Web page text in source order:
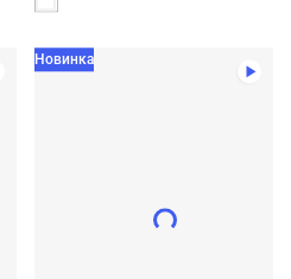
Новинка